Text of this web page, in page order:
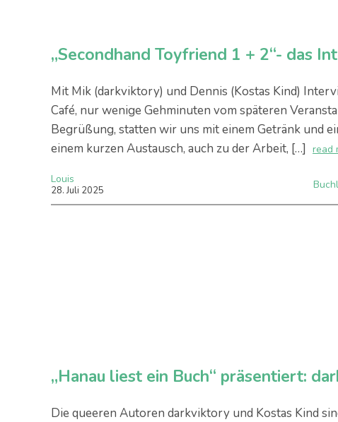
„Secondhand Toyfriend 1 + 2“- das
Mit Mik (darkviktory) und Dennis (Kostas Kind)
Café, nur wenige Gehminuten vom späteren
Begrüßung, statten wir uns mit einem Getränk und
einem kurzen Austausch, auch zu der Arbeit, […] read
Louis
28. Juli 2025
„Hanau liest ein Buch“ präsentiert:
Die queeren Autoren darkviktory und Kostas Kind